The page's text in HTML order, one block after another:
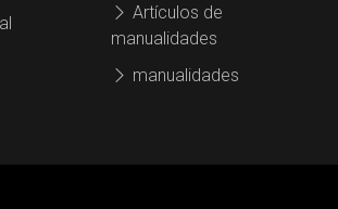
Artículos de
manualidades
manualidades